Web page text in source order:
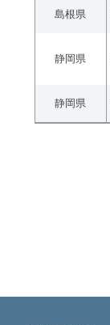
島根県
静岡県
静岡県